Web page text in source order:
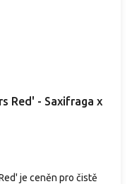
Red' - Saxifraga x
je ceněn pro čistě